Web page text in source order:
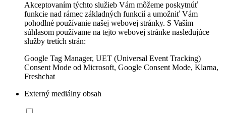
Akceptovaním týchto služieb Vám môžeme poskytnúť
funkcie nad rámec základných funkcií a umožniť Vám
pohodlné používanie našej webovej stránky. S Vaším
súhlasom používame na tejto webovej stránke nasledujúce
služby tretích strán:
Google Tag Manager, UET (Universal Event Tracking)
Consent Mode od Microsoft, Google Consent Mode, Klarna,
Freshchat
Externý mediálny obsah